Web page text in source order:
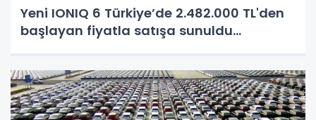
Yeni IONIQ 6 Türkiye’de 2.482.000 TL'den
başlayan fiyatla satışa sunuldu...